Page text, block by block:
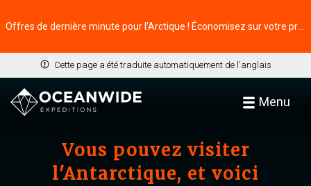
Cette page a été traduite automatiquement de l'anglais
Menu
Vous pouvez visiter
l'Antarctique, et voici